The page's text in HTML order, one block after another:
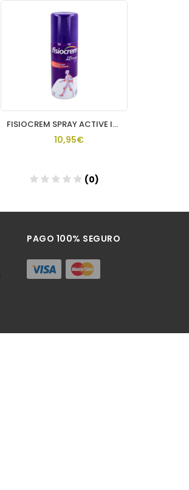
FISIOCREM SPRAY ACTIVE ICE 150 ML
10,95€
(0)
PAGO 100% SEGURO